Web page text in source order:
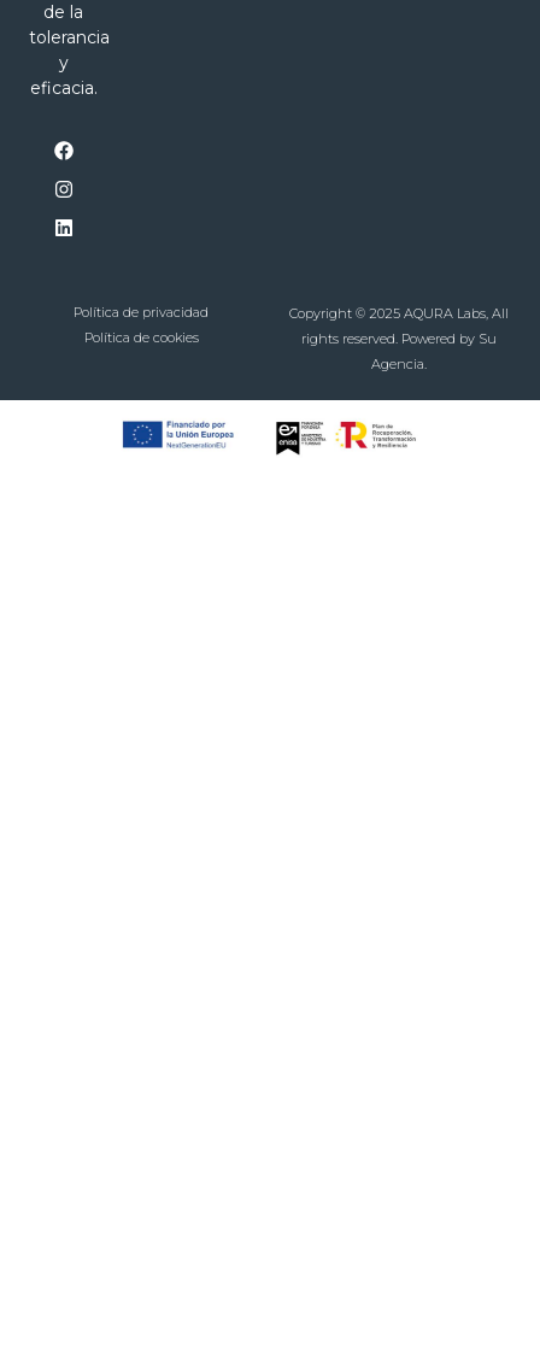
de la
tolerancia
y
eficacia.
F
a
c
e
b
o
I
n
s
t
a
g
L
i
n
k
e
d
Política de privacidad
Política de cookies
Copyright © 2025 AQURA Labs, All
rights reserved. Powered by Su
Agencia.